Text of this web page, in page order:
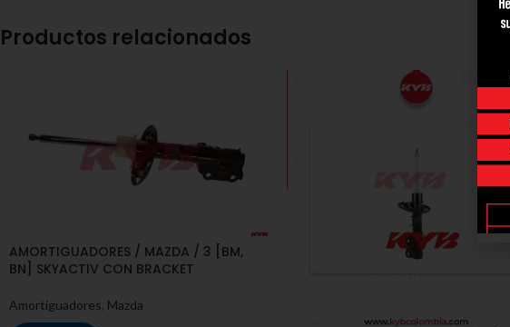
Productos relacionados
AMORTIGUADORES / MAZDA / 3 [BM,
BN] SKYACTIV CON BRACKET
Amortiguadores Mazda